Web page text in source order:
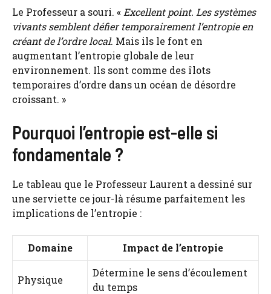
Le Professeur a souri. « Excellent point. Les systèmes
vivants semblent défier temporairement l’entropie en
créant de l’ordre local. Mais ils le font en
augmentant l’entropie globale de leur
environnement. Ils sont comme des îlots
temporaires d’ordre dans un océan de désordre
croissant. »
Pourquoi l’entropie est-elle si
fondamentale ?
Le tableau que le Professeur Laurent a dessiné sur
une serviette ce jour-là résume parfaitement les
implications de l’entropie :
Domaine Impact de l’entropie
Physique
Détermine le sens d’écoulement
du temps